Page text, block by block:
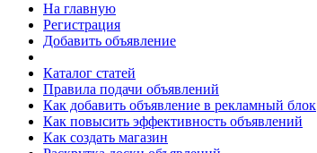
На главную
Регистрация
Добавить объявление
Каталог статей
Правила подачи объявлений
Как добавить объявление в рекламный блок
Как повысить эффективность объявлений
Как создать магазин